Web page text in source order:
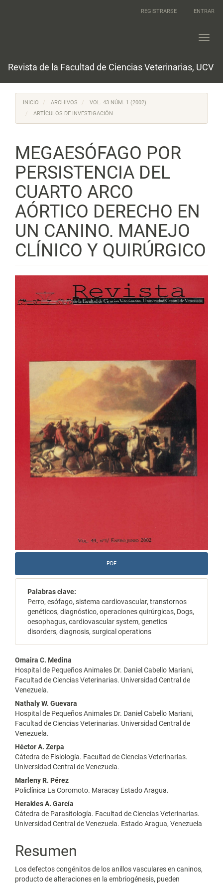
REGISTRARSE ENTRAR
Revista de la Facultad de Ciencias Veterinarias, UCV
INICIO ARCHIVOS
VOL. 43 NÚM. 1 (2002)
ARTÍCULOS DE INVESTIGACIÓN
MEGAESÓFAGO POR
PERSISTENCIA DEL
CUARTO ARCO
AÓRTICO DERECHO EN
UN CANINO. MANEJO
CLÍNICO Y QUIRÚRGICO
lateral
PDF
Palabras clave:
Perro, esófago, sistema cardiovascular, transtornos
genéticos, diagnóstico, operaciones quirúrgicas, Dogs,
oesophagus, cardiovascular system, genetics
disorders, diagnosis, surgical operations
Contenido
principal
del
artículo
Omaira C. Medina
Hospital de Pequeños Animales Dr. Daniel Cabello Mariani,
Facultad de Ciencias Veterinarias. Universidad Central de
Venezuela.
Nathaly W. Guevara
Hospital de Pequeños Animales Dr. Daniel Cabello Mariani,
Facultad de Ciencias Veterinarias. Universidad Central de
Venezuela.
Héctor A. Zerpa
Cátedra de Fisiología. Facultad de Ciencias Veterinarias.
Universidad Central de Venezuela.
Marleny R. Pérez
Policlínica La Coromoto. Maracay Estado Aragua.
Herakles A. García
Cátedra de Parasitología. Facultad de Ciencias Veterinarias.
Universidad Central de Venezuela. Estado Aragua, Venezuela
Resumen
Los defectos congénitos de los anillos vasculares en caninos,
producto de alteraciones en la embriogénesis, pueden